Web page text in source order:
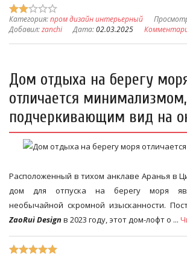
Категория:пром дизайн интерьерный
Добавил:zanchi Дата:02.03.2025
Дом отдыха на берегу
отличается минимализмом,
подчеркивающим вид на
Расположенный в тихом анклаве Аранья в
дом для отпуска на берегу моря
необычайной скромной изысканности.
ZaoRuì Designв 2023 году, этот дом-лофт о ...